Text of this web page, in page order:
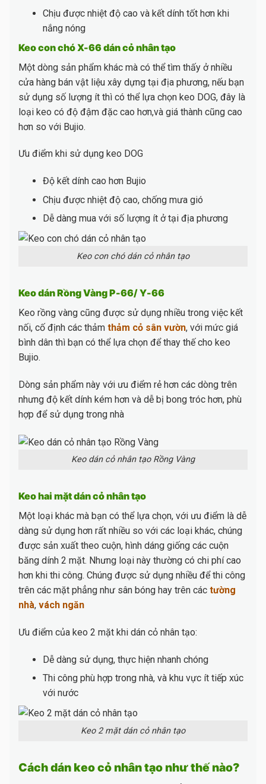
Chịu được nhiệt độ cao và kết dính tốt hơn khi
nắng nóng
Keo con chó X-66 dán cỏ nhân tạo
Một dòng sản phẩm khác mà có thể tìm thấy ở nhiều
cửa hàng bán vật liệu xây dựng tại địa phương, nếu bạn
sử dụng số lượng ít thì có thể lựa chọn keo DOG, đây là
loại keo có độ đậm đặc cao hơn,và giá thành cũng cao
hơn so với Bujio.
Ưu điểm khi sử dụng keo DOG
Độ kết dính cao hơn Bujio
Chịu được nhiệt độ cao, chống mưa gió
Dễ dàng mua với số lượng ít ở tại địa phương
Keo con chó dán cỏ nhân tạo
Keo dán Rồng Vàng P-66/ Y-66
Keo rồng vàng cũng được sử dụng nhiều trong việc kết
nối, cố định các thảm thảm cỏ sân vườn, với mức giá
bình dân thì bạn có thể lựa chọn để thay thế cho keo
Bujio.
Dòng sản phẩm này với ưu điểm rẻ hơn các dòng trên
nhưng độ kết dính kém hơn và dễ bị bong tróc hơn, phù
hợp để sử dụng trong nhà
Keo dán cỏ nhân tạo Rồng Vàng
Keo hai mặt dán cỏ nhân tạo
Một loại khác mà bạn có thể lựa chọn, với ưu điểm là dễ
dàng sử dụng hơn rất nhiều so với các loại khác, chúng
được sản xuất theo cuộn, hình dáng giống các cuộn
băng dính 2 mặt. Nhưng loại này thường có chi phí cao
hơn khi thi công. Chúng được sử dụng nhiều để thi công
trên các mặt phẳng như sân bóng hay trên các tường
nhà, vách ngăn
Ưu điểm của keo 2 mặt khi dán cỏ nhân tạo:
Dễ dàng sử dụng, thực hiện nhanh chóng
Thi công phù hợp trong nhà, và khu vực ít tiếp xúc
với nước
Keo 2 mặt dán cỏ nhân tạo
Cách dán keo cỏ nhân tạo như thế nào?